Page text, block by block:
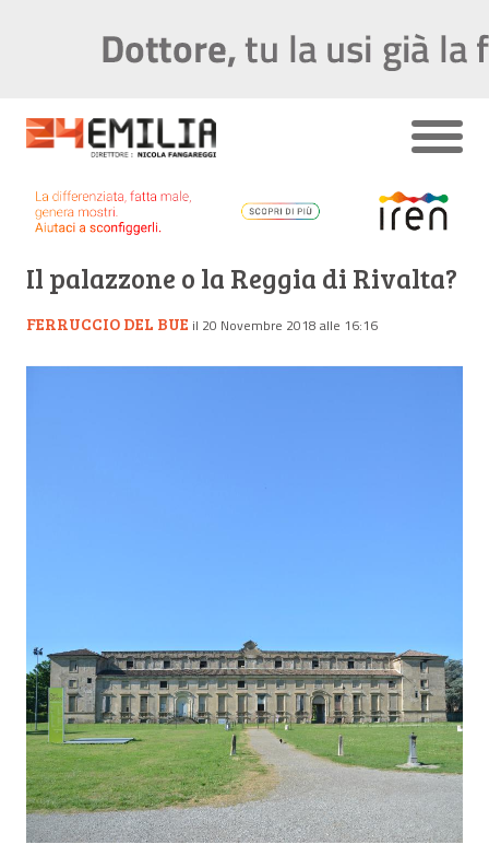
Il palazzone o la Reggia di Rivalta?
FERRUCCIO DEL BUE il 20 Novembre 2018 alle 16:16